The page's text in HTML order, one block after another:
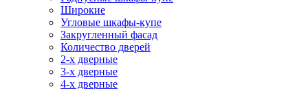
Широкие
Угловые шкафы-купе
Закругленный фасад
Количество дверей
2-х дверные
3-х дверные
4-х дверные